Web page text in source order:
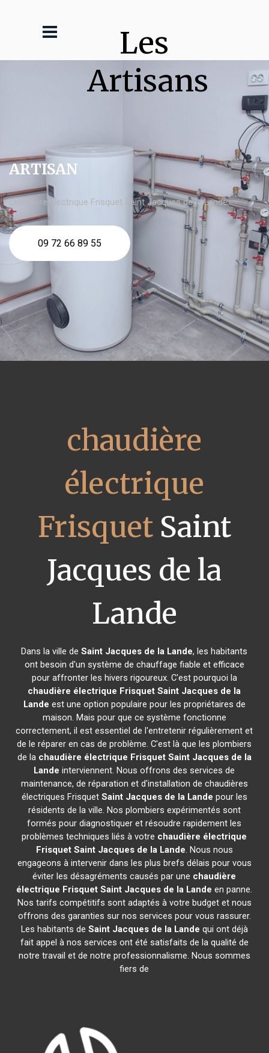
Les
Artisans
ARTISAN
chaudière électrique Frisquet Saint Jacques de la Lande
09 72 66 89 55
chaudière
électrique
FrisquetSaint
Jacques de la
Lande
Dans la ville deSaint Jacques de la Lande, les habitants
ont besoin d'un système de chauffage fiable et efficace
pour affronter les hivers rigoureux. C'est pourquoi la
chaudière électrique Frisquet Saint Jacques de la
Lande est une option populaire pour les propriétaires de
maison. Mais pour que ce système fonctionne
correctement, il est essentiel de l'entretenir régulièrement et
de le réparer en cas de problème. C'est là que les plombiers
de la chaudière électrique Frisquet Saint Jacques de la
Lande interviennent. Nous offrons des services de
maintenance, de réparation et d'installation de chaudières
électriques Frisquet Saint Jacques de la Lande pour les
résidents de la ville. Nos plombiers expérimentés sont
formés pour diagnostiquer et résoudre rapidement les
problèmes techniques liés à votre chaudière électrique
Frisquet Saint Jacques de la Lande. Nous nous
engageons à intervenir dans les plus brefs délais pour vous
éviter les désagréments causés par une chaudière
électrique Frisquet Saint Jacques de la Lande en panne.
Nos tarifs compétitifs sont adaptés à votre budget et nous
offrons des garanties sur nos services pour vous rassurer.
Les habitants de Saint Jacques de la Lande qui ont déjà
fait appel à nos services ont été satisfaits de la qualité de
notre travail et de notre professionnalisme. Nous sommes
fiers de